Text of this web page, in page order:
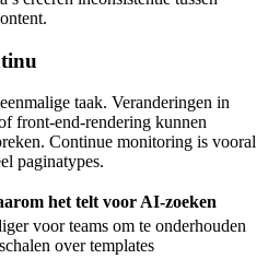
taak. Veranderingen in
front‑end‑rendering kunnen
Continue monitoring is vooral
paginatypes.
het telt voor AI‑zoeken
voor teams om te onderhouden
over templates